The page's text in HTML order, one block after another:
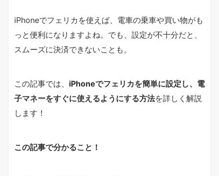
iPhoneでフェリカを使えば、電車の乗車や買い物がも
っと便利になりますよね。でも、設定が不十分だと、
スムーズに決済できないことも。
この記事では、 iPhoneでフェリカを簡単に設定し、電
子マネーをすぐに使えるようにする方法を詳しく解説
します！
この記事で分かること！